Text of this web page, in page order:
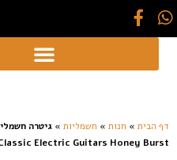
דף הבית » חנות » חשמליות »
Electric Guitars Honey Burst